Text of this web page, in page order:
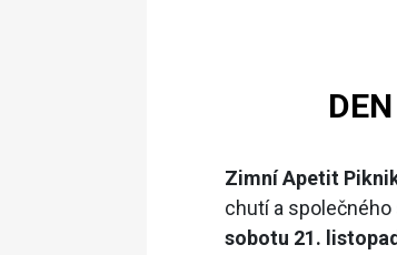
Zimní Apetit
chutí a
sobotu 21.